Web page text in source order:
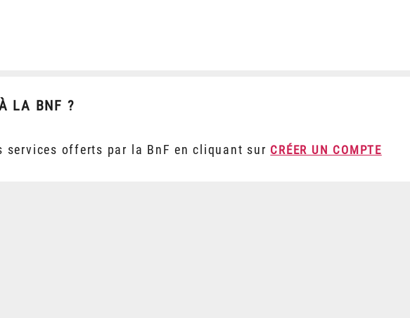
LA BNF ?
services offerts par la BnF en cliquant sur CRÉER UN COMPTE